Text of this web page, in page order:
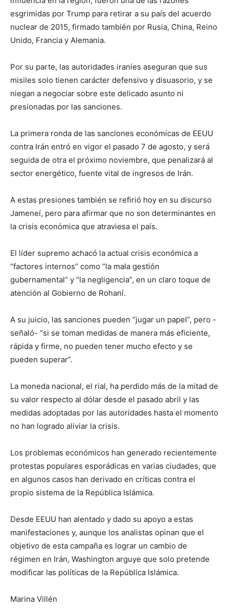
esgrimidas por Trump para retirar a su país del acuerdo
nuclear de 2015, firmado también por Rusia, China, Reino
Unido, Francia y Alemania.
Por su parte, las autoridades iraníes aseguran que sus
misiles solo tienen carácter defensivo y disuasorio, y se
niegan a negociar sobre este delicado asunto ni
presionadas por las sanciones.
La primera ronda de las sanciones económicas de EEUU
contra Irán entró en vigor el pasado 7 de agosto, y será
seguida de otra el próximo noviembre, que penalizará al
sector energético, fuente vital de ingresos de Irán.
A estas presiones también se refirió hoy en su discurso
Jameneí, pero para afirmar que no son determinantes en
la crisis económica que atraviesa el país.
El líder supremo achacó la actual crisis económica a
“factores internos” como “la mala gestión
gubernamental” y “la negligencia”, en un claro toque de
atención al Gobierno de Rohaní.
A su juicio, las sanciones pueden “jugar un papel”, pero -
señaló- “si se toman medidas de manera más eficiente,
rápida y firme, no pueden tener mucho efecto y se
pueden superar”.
La moneda nacional, el rial, ha perdido más de la mitad de
su valor respecto al dólar desde el pasado abril y las
medidas adoptadas por las autoridades hasta el momento
no han logrado aliviar la crisis.
Los problemas económicos han generado recientemente
protestas populares esporádicas en varias ciudades, que
en algunos casos han derivado en críticas contra el
propio sistema de la República Islámica.
Desde EEUU han alentado y dado su apoyo a estas
manifestaciones y, aunque los analistas opinan que el
objetivo de esta campaña es lograr un cambio de
régimen en Irán, Washington arguye que solo pretende
modificar las políticas de la República Islámica.
Marina Villén